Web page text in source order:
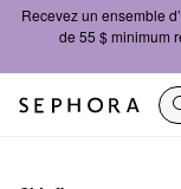
Recevez un ensemble
de 55 $ minimum